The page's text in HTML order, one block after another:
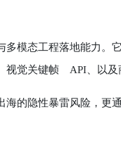
模态工程落地能力。
视觉关键帧 API、以
隐性暴雷风险，更